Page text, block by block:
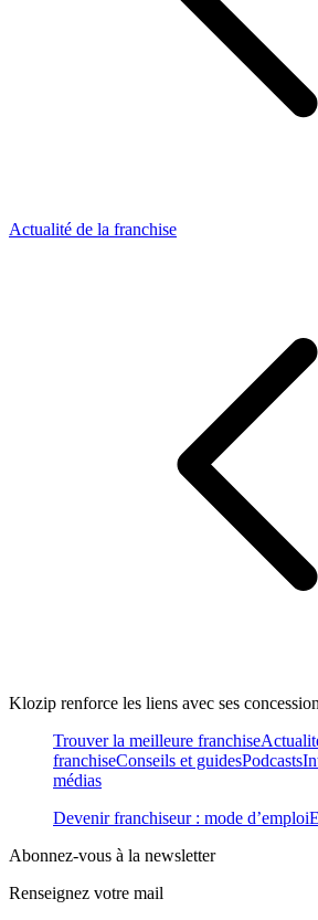
Actualité de la franchise
Klozip renforce les liens avec ses
Trouver la meilleure franchise
franchiseConseils et guidesPodcasts
médias
Devenir franchiseur : mode d’emploi
Abonnez-vous à la newsletter
Renseignez votre mail